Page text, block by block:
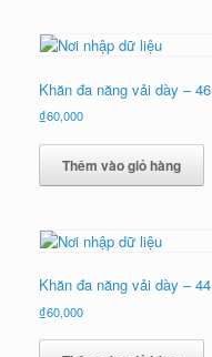
Khăn đa năng vải dày – 46
₫60,000
Thêm vào giỏ hàng
Khăn đa năng vải dày – 44
₫60,000